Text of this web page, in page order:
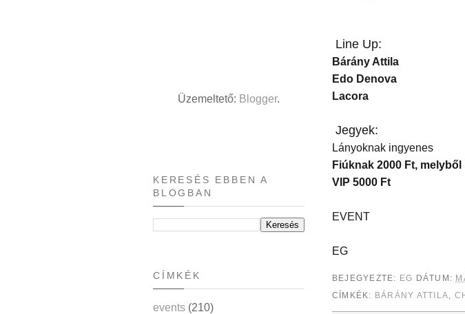
Line Up:
Bárány Attila​
Edo Denova​
Lacora​
Jegyek:
Lányoknak ingyenes
Fiúknak 2000 Ft,
VIP 5000 Ft
EVENT
EG
BEJEGYEZTE: EG DÁTUM:
CÍMKÉK: BÁRÁNY ATTILA
Üzemeltető: Blogger.
KERESÉS EBBEN A
BLOGBAN
CÍMKÉK
events (210)